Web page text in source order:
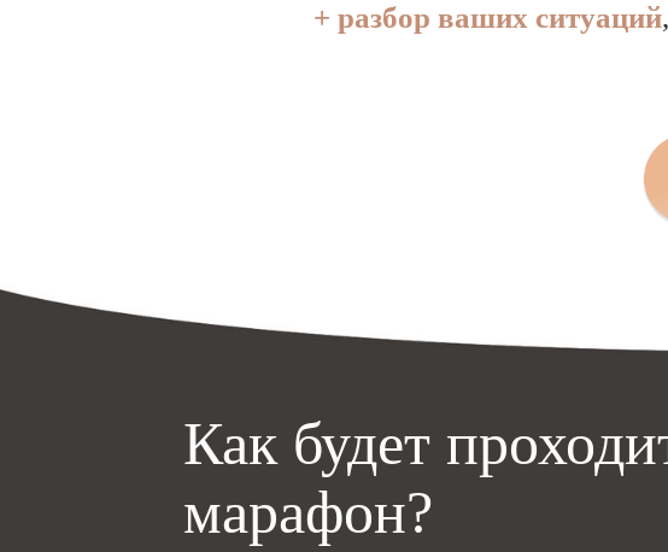
+ разбор ваших ситуаций
Как будет
марафон?